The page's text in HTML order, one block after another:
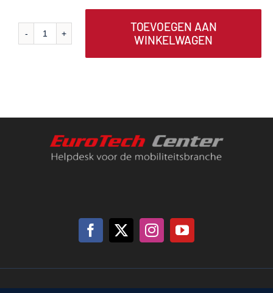
A207
1,2M
aantal
TOEVOEGEN AAN
WINKELWAGEN